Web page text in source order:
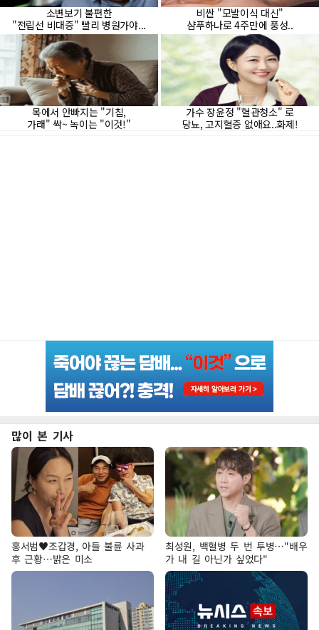
많이 본 기사
홍서범♥조갑경, 아들 불륜 사과
후 근황…밝은 미소
최성원, 백혈병 두 번 투병…"배우
가 내 길 아닌가 싶었다"